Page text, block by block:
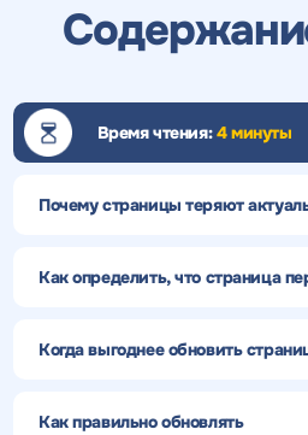
Время чтения:4 минуты
Почему страницы теряют
Как определить, что страница
Когда выгоднее обновить
Как правильно обновлять